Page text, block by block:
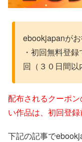
ebookjapanが
・初回無料登
回（３０日間以
配布されるクーポ
い作品は、初回登録
下記の記事で